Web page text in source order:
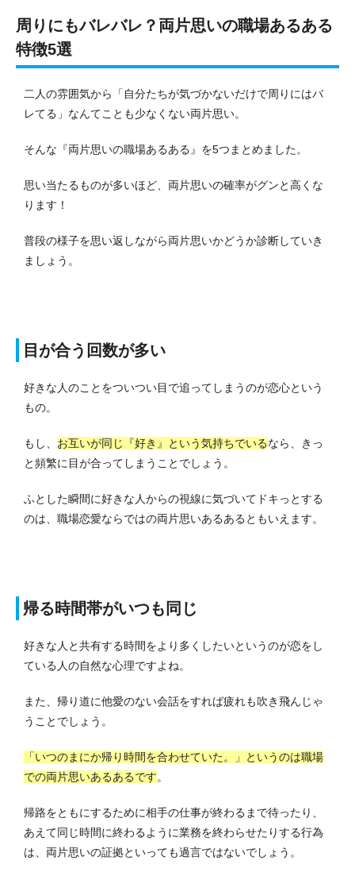
周りにもバレバレ？両片思いの職場あるある
特徴5選
二人の雰囲気から「自分たちが気づかないだけで周りにはバ
レてる」なんてことも少なくない両片思い。
そんな『両片思いの職場あるある』を5つまとめました。
思い当たるものが多いほど、両片思いの確率がグンと高くな
ります！
普段の様子を思い返しながら両片思いかどうか診断していき
ましょう。
目が合う回数が多い
好きな人のことをついつい目で追ってしまうのが恋心という
もの。
もし、 お互いが同じ『好き』という気持ちでいるなら、きっ
と頻繁に目が合ってしまうことでしょう。
ふとした瞬間に好きな人からの視線に気づいてドキっとする
のは、職場恋愛ならではの両片思いあるあるともいえます。
帰る時間帯がいつも同じ
好きな人と共有する時間をより多くしたいというのが恋をし
ている人の自然な心理ですよね。
また、帰り道に他愛のない会話をすれば疲れも吹き飛んじゃ
うことでしょう。
「いつのまにか帰り時間を合わせていた。」というのは職場
での両片思いあるあるです。
帰路をともにするために相手の仕事が終わるまで待ったり、
あえて同じ時間に終わるように業務を終わらせたりする行為
は、両片思いの証拠といっても過言ではないでしょう。